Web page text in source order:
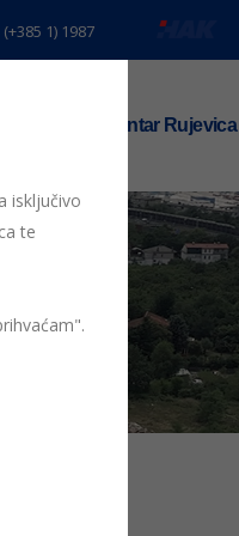
(+385 1) 1987
TS centar Rujevica
isključivo
te